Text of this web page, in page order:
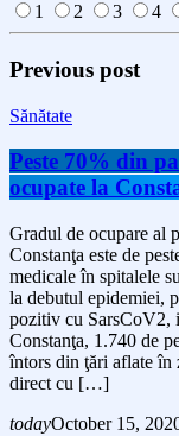
1
2 3 4
Previous post
Sănătate
Peste 70% din
ocupate la
Gradul de ocupare al
Constanţa este de
medicale în spitalele
la debutul epidemiei,
pozitiv cu SarsCoV2,
Constanţa, 1.740 de
întors din ţări aflate în
direct cu […]
todayOctober 15,